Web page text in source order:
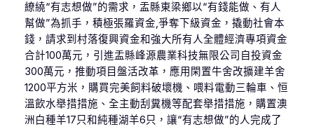
繚繞“有志想做”的需求，盂縣東梁鄉以“有錢能做、有人
幫做”為抓手，積極張羅資金,爭奪下級資金，撬動社會本
錢，請求到村落復興資金和強大所有人全體經濟專項資金
合計100萬元，引進盂縣峰源農業科技無限公司自投資金
300萬元，推動項目盤活改革，應用閑置牛舍改擴建羊舍
1200平方米，購買完美飼料破壞機、喂料電動三輪車、恒
溫飲水舉措措施、全主動刮糞機等配套舉措措施，購置澳
洲白種羊17只和純種湖羊6只，讓“有志想做”的人完成了